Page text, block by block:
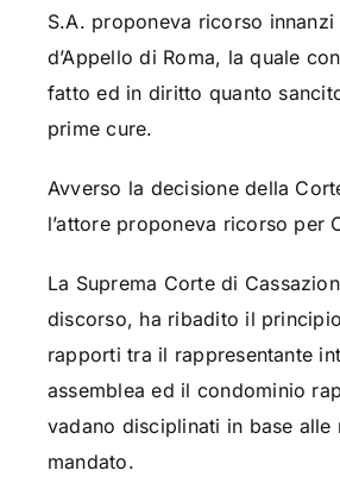
S.A. proponeva ricorso innanzi
d’Appello di Roma, la quale
fatto ed in diritto quanto
prime cure.
Avverso la decisione della
l’attore proponeva ricorso per
La Suprema Corte di
discorso, ha ribadito il
rapporti tra il rappresentante
assemblea ed il condominio
vadano disciplinati in base alle
mandato.